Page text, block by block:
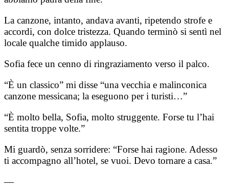
La canzone, intanto, andava avanti, ripetendo strofe e
accordi, con dolce tristezza. Quando terminò si sentì nel
locale qualche timido applauso.
Sofia fece un cenno di ringraziamento verso il palco.
“È un classico” mi disse “una vecchia e malinconica
canzone messicana; la eseguono per i turisti…”
“È molto bella, Sofia, molto struggente. Forse tu l’hai
sentita troppe volte.”
Mi guardò, senza sorridere: “Forse hai ragione. Adesso
ti accompagno all’hotel, se vuoi. Devo tornare a casa.”
—